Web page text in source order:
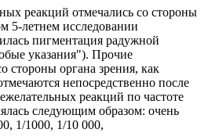
реакций отмечались со стороны
5-летнем исследовании
пигментация радужной
указания"). Прочие
стороны органа зрения, как
непосредственно после
реакций по частоте
следующим образом: очень
1/1000, 1/10 000,